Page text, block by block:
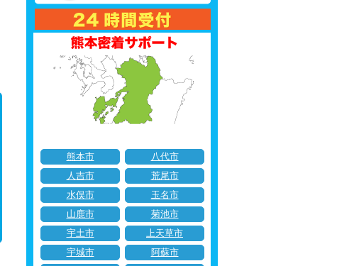
熊本市
八代市
人吉市
荒尾市
水俣市
玉名市
山鹿市
菊池市
宇土市
上天草市
宇城市
阿蘇市